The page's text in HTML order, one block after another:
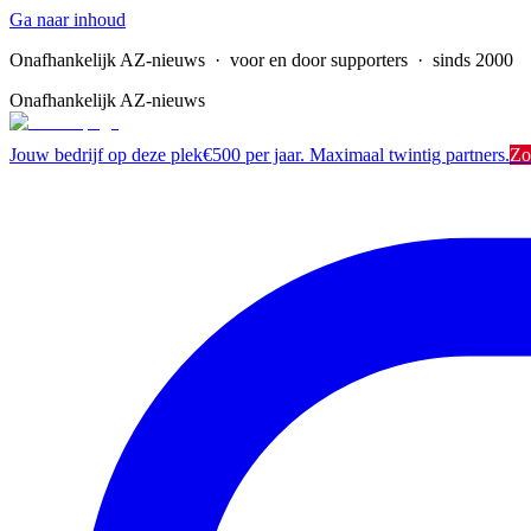
Ga naar inhoud
Onafhankelijk AZ-nieuws · voor en door supporters · sinds 2000
Onafhankelijk AZ-nieuws
Jouw bedrijf op deze plek€500 per jaar. Maximaal twintig partners.